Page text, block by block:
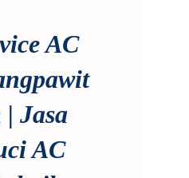
AC
| Jasa
AC